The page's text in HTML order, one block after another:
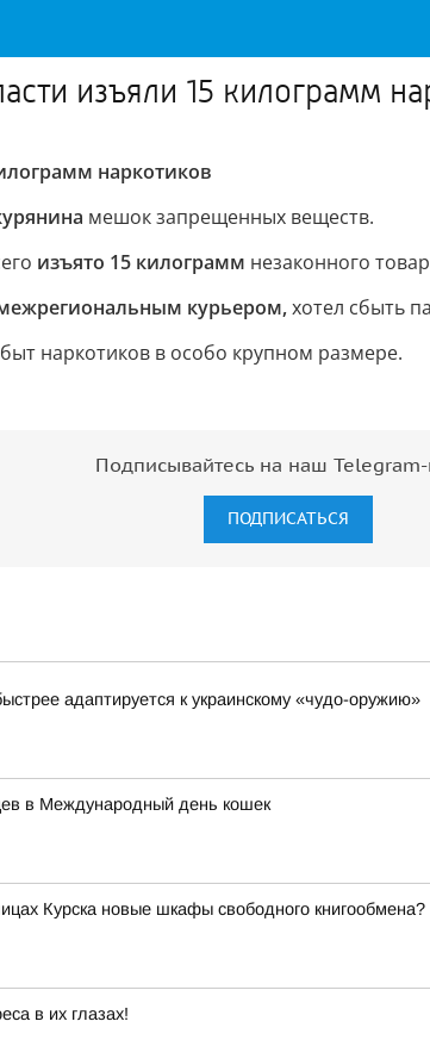
изъяли 15 килограмм
наркотиков
мешок запрещенных веществ.
изъято 15 килограмм незаконного
курьером,хотел сбыть
наркотиков в особо крупном размере.
Подписывайтесь на наш Telegram-
ПОДПИСАТЬСЯ
адаптируется к украинскому «чудо-оружию»
в Международный день кошек
Курска новые шкафы свободного
в их глазах!